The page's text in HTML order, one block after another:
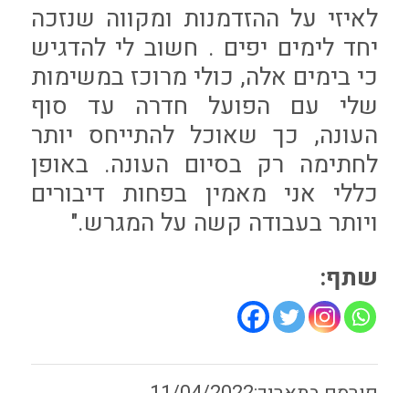
לאיזי על ההזדמנות ומקווה שנזכה
יחד לימים יפים . חשוב לי להדגיש
כי בימים אלה, כולי מרוכז במשימות
שלי עם הפועל חדרה עד סוף
העונה, כך שאוכל להתייחס יותר
לחתימה רק בסיום העונה. באופן
כללי אני מאמין בפחות דיבורים
ויותר בעבודה קשה על המגרש."
שתף: